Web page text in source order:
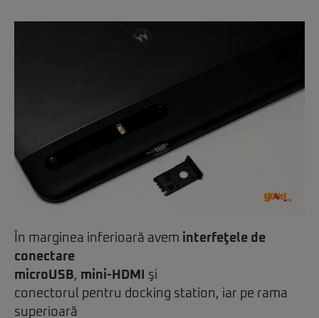
În marginea inferioară avem interfeţele de
conectare
microUS B, mini-HDMI
şi
conectorul pentru docking station, iar pe rama
superioară